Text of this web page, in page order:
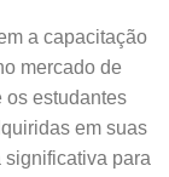
a capacitação
mercado de
os estudantes
em suas
significativa para